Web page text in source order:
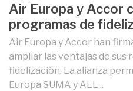
Air Europa y Accor
programas de
Air Europa y Accor han
ampliar las ventajas de
fidelización. La alianza
Europa SUMA y ALL...